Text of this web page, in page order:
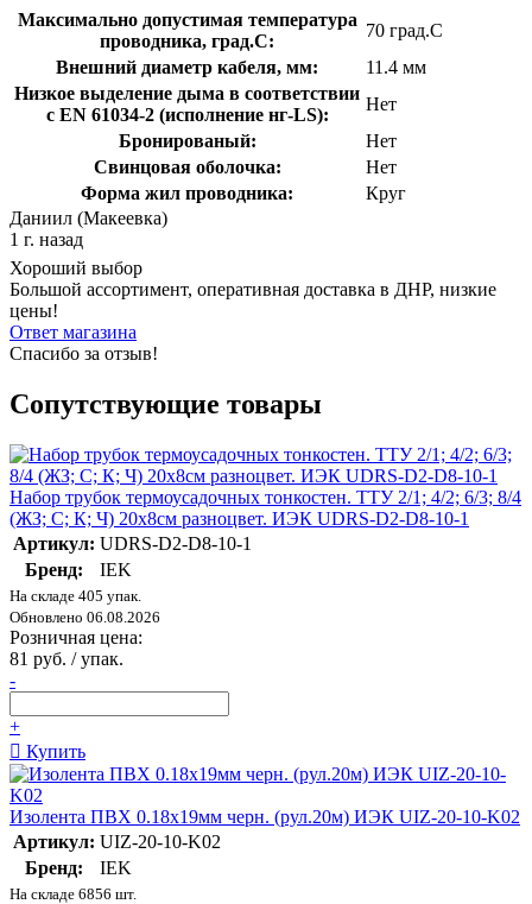
Максимально допустимая температура
проводника, град.C:
70 град.C
Внешний диаметр кабеля, мм:
11.4 мм
Низкое выделение дыма в соответствии
с EN 61034-2 (исполнение нг-LS):
Нет
Бронированый:
Нет
Свинцовая оболочка:
Нет
Форма жил проводника:
Круг
Даниил (Макеевка)
1 г. назад
Хороший выбор
Большой ассортимент, оперативная доставка в ДНР, низкие
цены!
Ответ магазина
Спасибо за отзыв!
Сопутствующие товары
Набор трубок термоусадочных тонкостен. ТТУ 2/1; 4/2; 6/3; 8/4
(ЖЗ; С; К; Ч) 20х8см разноцвет. ИЭК UDRS-D2-D8-10-1
Артикул: UDRS-D2-D8-10-1
Бренд:
IEK
На складе 405 упак.
Обновлено 06.08.2026
Розничная цена:
81 руб. / упак.
-
+
Купить
Изолента ПВХ 0.18х19мм черн. (рул.20м) ИЭК UIZ-20-10-K02
Артикул: UIZ-20-10-K02
Бренд:
IEK
На складе 6856 шт.